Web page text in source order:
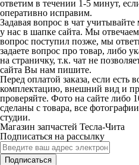
ответим в течении 1-5 минут,
оперативно исправим.
Задавая вопрос в чат
у нас в шапке сайта. Мы
вопрос поступил позже, мы
задаете вопрос про товар, либо
на страничку, т.к. чат не
сайта Вы нам пишите.
Перед оплатой заказа, если есть
комплектацию, внешний вид и
проверяйте. Фото на сайте либо
сделаны с товара, все
студии.
Магазин запчастей Тесла-Чита
Подписаться на рассылку
Подписаться